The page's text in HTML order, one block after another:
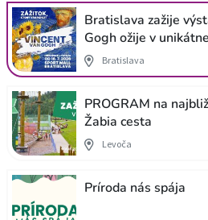
Bratislava zažije
Gogh ožije v
Bratislava
PROGRAM na
Žabia cesta
Levoča
Príroda nás spája